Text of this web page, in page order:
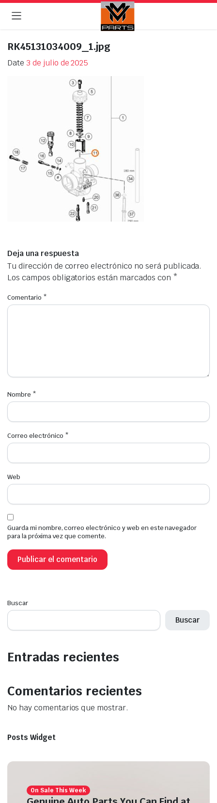
RK45131034009_1.jpg
Date 3 de julio de 2025
Deja una respuesta
Tu dirección de correo electrónico no será publicada.
Los campos obligatorios están marcados con *
Comentario *
Nombre *
Correo electrónico *
Web
Guarda mi nombre, correo electrónico y web en este navegador
para la próxima vez que comente.
Buscar
Buscar
Entradas recientes
Comentarios recientes
No hay comentarios que mostrar.
Posts Widget
On Sale This Week